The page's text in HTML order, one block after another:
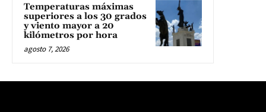
Temperaturas máximas
superiores a los 30 grados
y viento mayor a 20
kilómetros por hora
agosto 7, 2026